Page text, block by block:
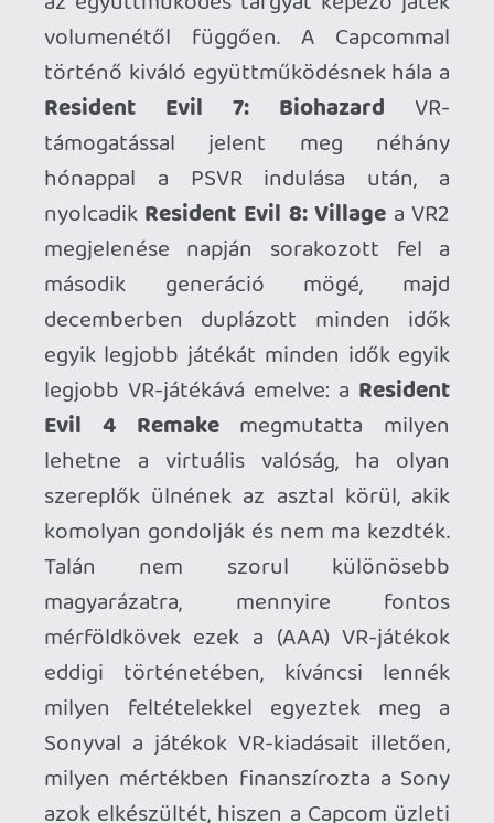
Questre/PC-re fejleszt jelenleg) kiválóan
bemutatta a különleges Aim Controller
képességeit, aFirewall Zero Hour(First
Contact Entertainment - bezártak a FW
Ultra kapufa után) ezt kihasználva egy
remek és sikeres multis lövöldének
számított a PSVR játékosok körében, a
Marvel’s Iron-Man VR(Camouflaj - a
Meta felvásárolta, jelenleg Questre
készítenek Batman VR-t) pedig az ízig-
vérig VR-ra álmodott szuperhős
életérzést emelte csúcsra a nyugdíj
kapujából éppen csak visszakacsintgató
Move kontrollerekkel. A Supermassive
Games (jelenleg nincs bejelentett,
készülőben lévő VR játékuk)
hagyományosan jó kapcsolatot ápolt
mindig is a Sonyval, az Until Dawn
sikerének árnyékából előlépve aRush of
Bloodaz első generáció, míg aThe Dark
Pictures: Switchback VRa második
generáció szekerét tolta meg a startnál, a
köztes Bravo Team, illetve a The
Inpatient címmel megjelent borzalmaikat
meg egyszerűen fogjuk csak fel
tanulópénzként. Külön kategóriát
képeznek a hagyományos játékokhoz
készített VR-módok, néhány ilyen
projekt megvalósulásának
finanszírozásából egészen biztosan